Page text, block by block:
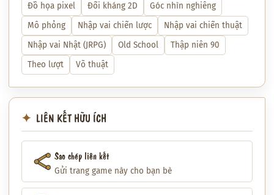
Đồ họa pixel
Đối kháng 2D
Góc nhìn nghiêng
Mô phỏng
Nhập vai chiến lược
Nhập vai chiến thuật
Nhập vai Nhật (JRPG)
Old School
Thập niên 90
Theo lượt
Võ thuật
LIÊN KẾT HỮU ÍCH
Sao chép liên kết
Gửi trang game này cho bạn bè